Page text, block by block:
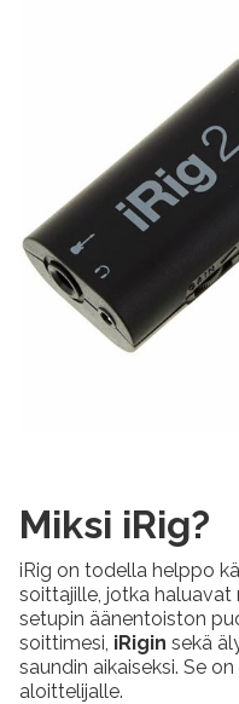
Miksi iRig?
iRig on todella helppo
soittajille, jotka
setupin äänentoiston
soittimesi, iRigin sekä
saundin aikaiseksi. Se
aloittelijalle.